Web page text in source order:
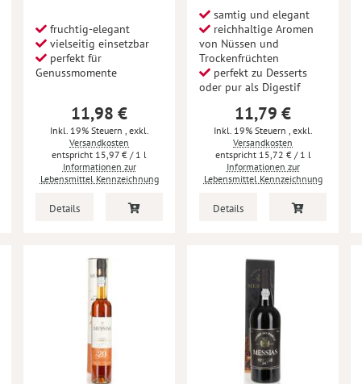
fruchtig-elegant
vielseitig einsetzbar
perfekt für
Genussmomente
11,98 €
Inkl. 19% Steuern exkl.
Versandkosten
15,97 € / 1 l
Informationen zur
Lebensmittel Kennzeichnung
Details
samtig und elegant
reichhaltige Aromen
von Nüssen und
Trockenfrüchten
perfekt zu Desserts
oder pur als Digestif
11,79 €
Inkl. 19% Steuern exkl.
Versandkosten
15,72 € / 1 l
Informationen zur
Lebensmittel Kennzeichnung
Details